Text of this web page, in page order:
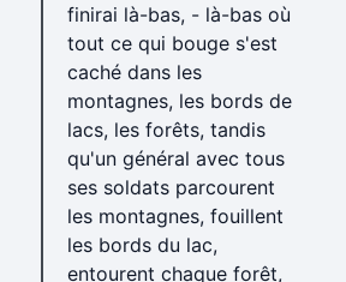
finirai là-bas, - là-bas où
tout ce qui bouge s'est
caché dans les
montagnes, les bords de
lacs, les forêts, tandis
qu'un général avec tous
ses soldats parcourent
les montagnes, fouillent
les bords du lac,
entourent chaque forêt,